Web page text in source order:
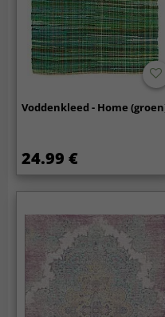
Voddenkleed - Home
24.99 €